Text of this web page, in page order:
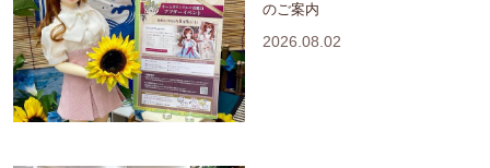
のご案内
2026.08.02